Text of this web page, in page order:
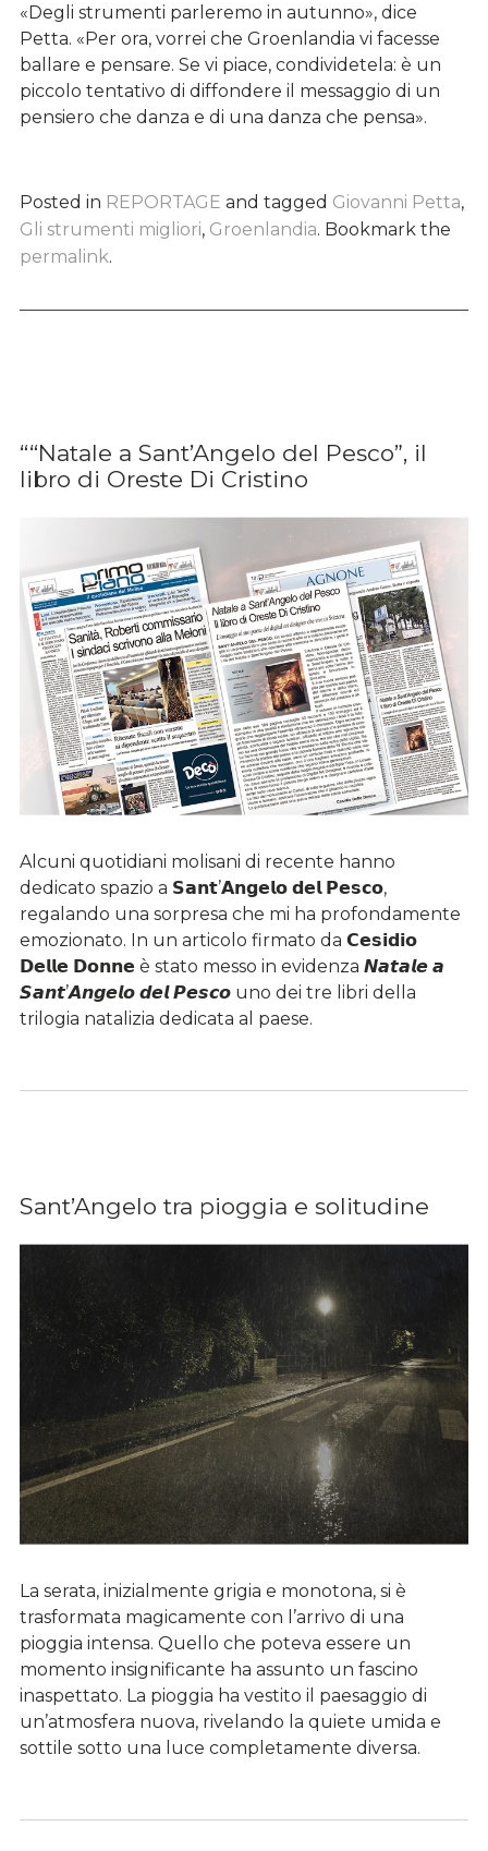
«Degli strumenti parleremo in autunno», dice
Petta. «Per ora, vorrei che Groenlandia vi facesse
ballare e pensare. Se vi piace, condividetela: è un
piccolo tentativo di diffondere il messaggio di un
pensiero che danza e di una danza che pensa».
Posted in REPORTAGE and tagged Giovanni Petta,
Gli strumenti migliori, Groenlandia. Bookmark the
permalink.
““Natale a Sant’Angelo del Pesco”, il
libro di Oreste Di Cristino
Alcuni quotidiani molisani di recente hanno
dedicato spazio a 𝗦𝗮𝗻𝘁’𝗔𝗻𝗴𝗲𝗹𝗼 𝗱𝗲𝗹 𝗣𝗲𝘀𝗰𝗼,
regalando una sorpresa che mi ha profondamente
emozionato. In un articolo firmato da 𝗖𝗲𝘀𝗶𝗱𝗶𝗼
𝗗𝗲𝗹𝗹𝗲 𝗗𝗼𝗻𝗻𝗲 è stato messo in evidenza 𝙉𝙖𝙩𝙖𝙡𝙚 𝙖
𝙎𝙖𝙣𝙩’𝘼𝙣𝙜𝙚𝙡𝙤 𝙙𝙚𝙡 𝙋𝙚𝙨𝙘𝙤 uno dei tre libri della
trilogia natalizia dedicata al paese.
Sant’Angelo tra pioggia e solitudine
La serata, inizialmente grigia e monotona, si è
trasformata magicamente con l’arrivo di una
pioggia intensa. Quello che poteva essere un
momento insignificante ha assunto un fascino
inaspettato. La pioggia ha vestito il paesaggio di
un’atmosfera nuova, rivelando la quiete umida e
sottile sotto una luce completamente diversa.